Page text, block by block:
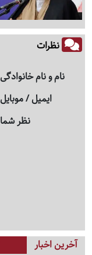
نظرات
نام و نام خانوادگی
ایمیل / موبایل
نظر شما
آخرین اخبار